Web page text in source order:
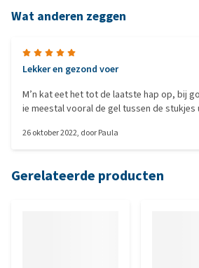
Wat anderen zeggen
Lekker en gezond voer
M’n kat eet het tot de laatste hap op, bij
ie meestal vooral de gel tussen de stukjes
grof gepureerd vlees. Goede kwaliteit en
26 oktober 2022, doorPaula
Gerelateerde producten